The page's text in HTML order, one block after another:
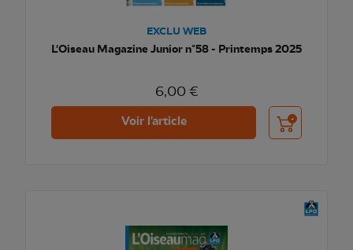
EXCLU WEB
L'Oiseau Magazine Junior n°58 - Printemps 2025
6,00 €
Voir l'article Ajouter au